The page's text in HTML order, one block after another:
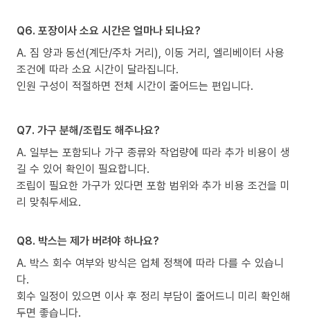
Q6. 포장이사 소요 시간은 얼마나 되나요?
A. 짐 양과 동선(계단/주차 거리), 이동 거리, 엘리베이터 사용
조건에 따라 소요 시간이 달라집니다.
인원 구성이 적절하면 전체 시간이 줄어드는 편입니다.
Q7. 가구 분해/조립도 해주나요?
A. 일부는 포함되나 가구 종류와 작업량에 따라 추가 비용이 생
길 수 있어 확인이 필요합니다.
조립이 필요한 가구가 있다면 포함 범위와 추가 비용 조건을 미
리 맞춰두세요.
Q8. 박스는 제가 버려야 하나요?
A. 박스 회수 여부와 방식은 업체 정책에 따라 다를 수 있습니
다.
회수 일정이 있으면 이사 후 정리 부담이 줄어드니 미리 확인해
두면 좋습니다.